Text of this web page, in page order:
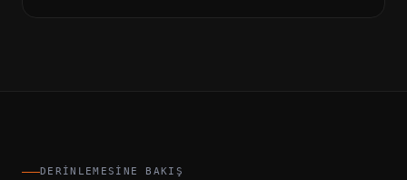
DERINLEMESINE BAKIŞ